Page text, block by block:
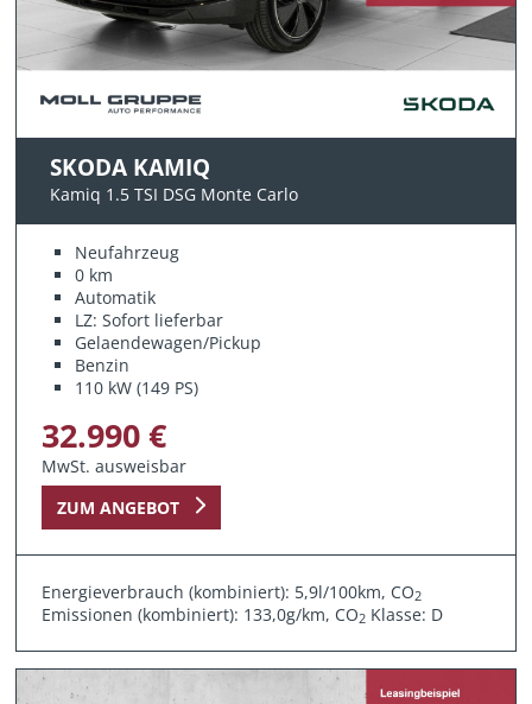
SKODA KAMIQ
Kamiq 1.5 TSI DSG Monte Carlo
Neufahrzeug
0 km
Automatik
LZ: Sofort lieferbar
Gelaendewagen/Pickup
Benzin
110 kW (149 PS)
32.990 €
MwSt. ausweisbar
ZUM ANGEBOT
Energieverbrauch (kombiniert): 5,9l/100km, CO2
Emissionen (kombiniert): 133,0g/km, CO2 Klasse: D